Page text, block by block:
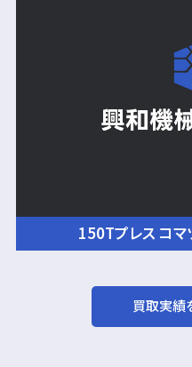
150Tプレス コ
買取実績